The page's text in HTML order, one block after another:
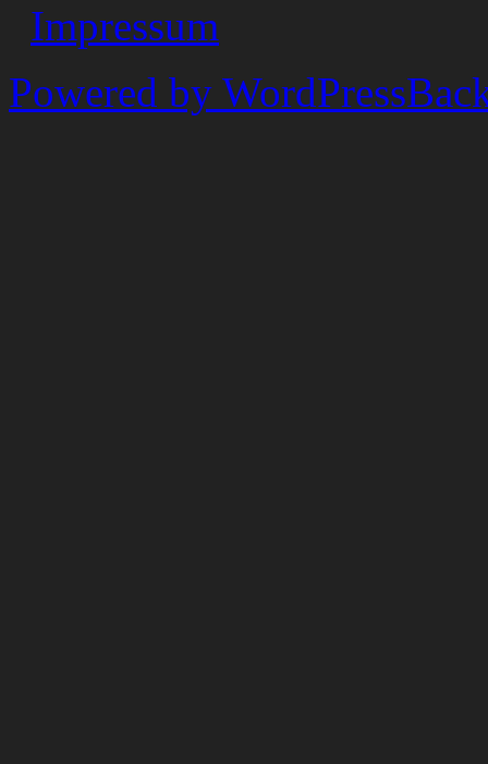
Impressum
Powered by WordPress